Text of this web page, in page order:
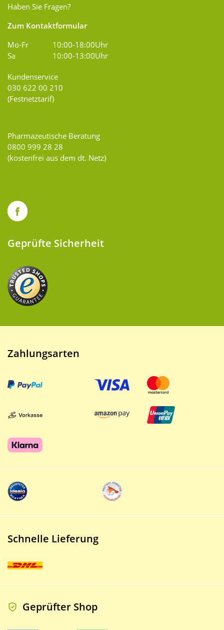
Haben Sie Fragen?
Zum Kontaktformular
Mo-Fr
10:00-18:00Uhr
Sa
10:00-13:00Uhr
Kundenservice
030 622 00 210
(Festnetztarif)
Pharmazeutische Beratung
0800 999 28 28
(kostenfrei aus dem dt. Netz)
Geprüfte Sicherheit
Zahlungsarten
Schnelle Lieferung
Geprüfter Shop